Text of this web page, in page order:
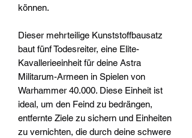
können.
Dieser mehrteilige Kunststoffbausatz
baut fünf Todesreiter, eine Elite-
Kavallerieeinheit für deine Astra
Militarum-Armeen in Spielen von
Warhammer 40.000. Diese Einheit ist
ideal, um den Feind zu bedrängen,
entfernte Ziele zu sichern und Einheiten
zu vernichten, die durch deine schwere